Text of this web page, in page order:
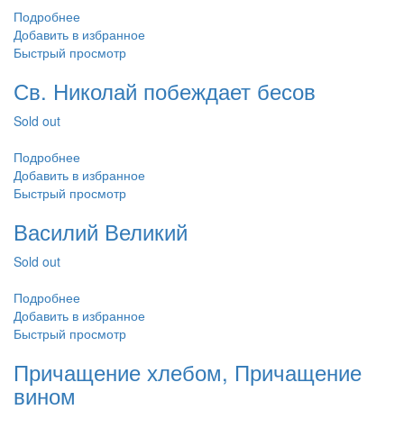
Подробнее
Добавить в избранное
Быстрый просмотр
Св. Николай побеждает бесов
Sold out
Подробнее
Добавить в избранное
Быстрый просмотр
Василий Великий
Sold out
Подробнее
Добавить в избранное
Быстрый просмотр
Причащение хлебом, Причащение
вином